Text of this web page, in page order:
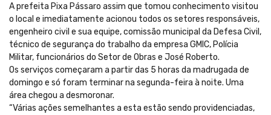
A prefeita Pixa Pássaro assim que tomou conhecimento visitou
o local e imediatamente acionou todos os setores responsáveis,
engenheiro civil e sua equipe, comissão municipal da Defesa Civil,
técnico de segurança do trabalho da empresa GMIC, Polícia
Militar, funcionários do Setor de Obras e José Roberto.
Os serviços começaram a partir das 5 horas da madrugada de
domingo e só foram terminar na segunda-feira à noite. Uma
área chegou a desmoronar.
“Várias ações semelhantes a esta estão sendo providenciadas,